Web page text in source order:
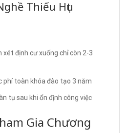
Thiếu Hụt
xét định cư xuống chỉ còn 2-3
phí toàn khóa đào tạo 3 năm
tụ sau khi ổn định công việc
Gia Chương